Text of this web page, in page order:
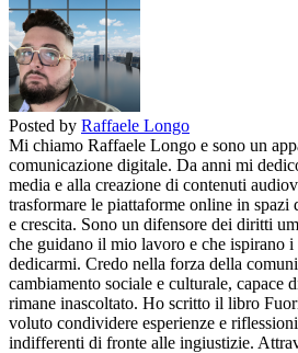
Posted by Raffaele Longo
Mi chiamo Raffaele Longo e sono un
comunicazione digitale. Da anni mi
media e alla creazione di contenuti
trasformare le piattaforme online in spazi
e crescita. Sono un difensore dei diritti
che guidano il mio lavoro e che ispirano
dedicarmi. Credo nella forza della
cambiamento sociale e culturale, capace
rimane inascoltato. Ho scritto il libro
voluto condividere esperienze e
indifferenti di fronte alle ingiustizie.